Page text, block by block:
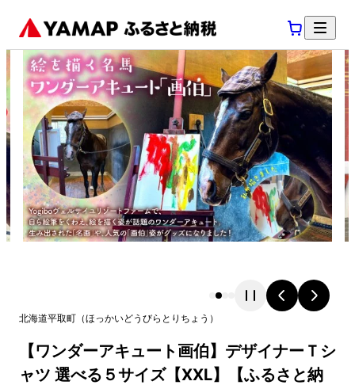
北海道平取町 （ほっかいどう びらとりちょう ）
【ワンダーアキュート画伯】デザイナーＴシ
ャツ 選べる５サイズ【XXL】【ふるさと納